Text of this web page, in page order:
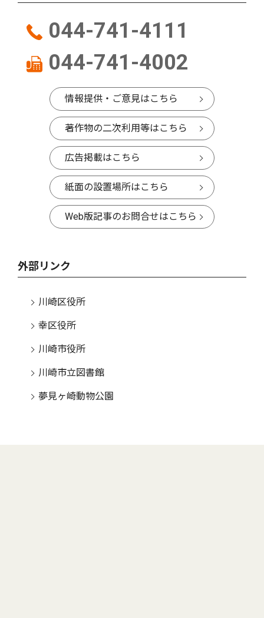
044-741-4111
044-741-4002
情報提供・ご意見はこちら
著作物の二次利用等はこちら
広告掲載はこちら
紙面の設置場所はこちら
Web版記事のお問合せはこちら
外部リンク
川崎区役所
幸区役所
川崎市役所
川崎市立図書館
夢見ヶ崎動物公園